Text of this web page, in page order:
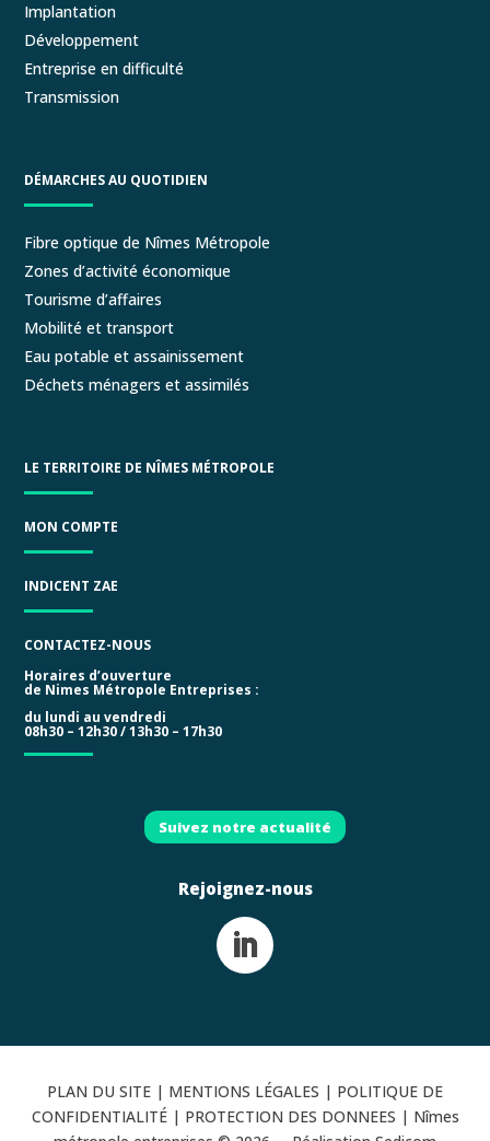
Implantation
Développement
Entreprise en difficulté
Transmission
DÉMARCHES AU QUOTIDIEN
Fibre optique de Nîmes Métropole
Zones d’activité économique
Tourisme d’affaires
Mobilité et transport
Eau potable et assainissement
Déchets ménagers et assimilés
LE TERRITOIRE DE NÎMES MÉTROPOLE
MON COMPTE
INDICENT ZAE
CONTACTEZ-NOUS
Horaires d’ouverture
de Nimes Métropole Entreprises :
du lundi au vendredi
08h30 – 12h30 / 13h30 – 17h30
Suivez notre actualité
Rejoignez-nous
PLAN DU SITE | MENTIONS LÉGALES | POLITIQUE DE
CONFIDENTIALITÉ | PROTECTION DES DONNEES | Nîmes